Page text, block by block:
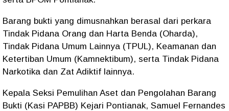
Barang bukti yang dimusnahkan berasal dari perkara
Tindak Pidana Orang dan Harta Benda (Oharda),
Tindak Pidana Umum Lainnya (TPUL), Keamanan dan
Ketertiban Umum (Kamnektibum), serta Tindak Pidana
Narkotika dan Zat Adiktif lainnya.
Kepala Seksi Pemulihan Aset dan Pengolahan Barang
Bukti (Kasi PAPBB) Kejari Pontianak, Samuel Fernandes